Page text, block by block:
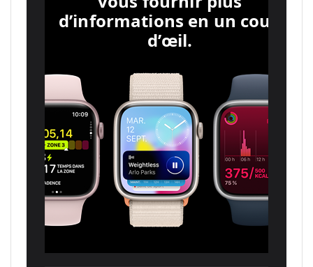
d’informations en un coup
d’œil.